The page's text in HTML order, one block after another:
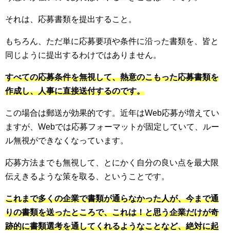
それは、応募書類を提出すること。
もちろん、ただ単に応募要項や条件に沿った書類を、皆と
同じように提出するわけではありません。
すべての応募条件を無視して、熱意のこもった応募書類を
作成し、人事に直接送付するのです。
この場合は郵送が効果的です。近年はWeb応募が増えてい
ますが、Webでは応募フォーマットが固定していて、ルー
ル無視ができなくなっています。
応募方法までも無視して、とにかく自分の良い点を最大限
伝えきるような策を取る、ということです。
これまで多くの企業で書類が通らなかった人が、今まで通
りの書類を送ったところで、これは！と思う企業だけが奇
跡的に書類選考を通してくれるようなことなど、絶対に起